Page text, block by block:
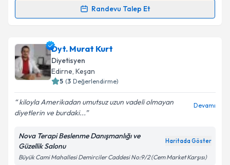
Takvim Talebini Gönder
Randevu Talep Et
Randevu Takvimi Talebi
Dyt. Merve Aşıkiçin randevu takvimi talebi oluşturun.
Size bu uzmandan randevu almanız için bir takvim
hazırlandığında e-posta ile bilgilendireceğiz.
Kişisel verilerimin işlenmesine ilişkin
Aydınlatma
Metni
kapsamda işlenmesini kabul ediyorum.
Dyt. Murat Kurt
Diyetisyen
Edirne, Keşan
5 (3 Değerlendirme)
kiloyla Amerikadan umutsuz uzun vadeli olmayan
diyetlerin ve burdaki...
Devamı
Nova Terapi Beslenme Danışmanlığı ve
Güzellik Salonu
Haritada Göster
Büyük Cami Mahallesi Demirciler Caddesi No:9/2 (Cem Market Karşısı)